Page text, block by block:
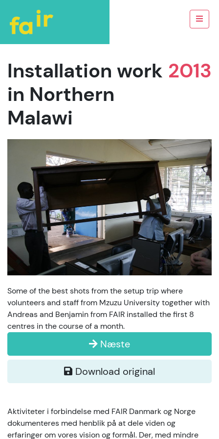
2013
Installation work
in Northern
Malawi
Some of the best shots from the setup trip where
volunteers and staff from Mzuzu University together with
Andreas and Benjamin from FAIR installed the first 8
centres in the course of a month.
Næste
Download original
Aktiviteter i forbindelse med FAIR Danmark og Norge
dokumenteres med henblik på at dele viden og
erfaringer om vores vision og formål. Der, med mindre